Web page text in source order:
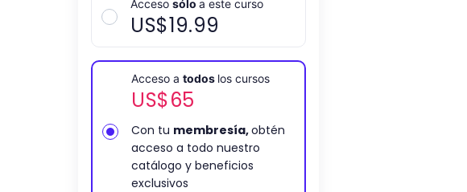
Accesosóloa este curso
US$19.99
Acceso atodos los cursos
US$65
Con tu membresía,obtén
acceso a todo nuestro
catálogo y beneficios
exclusivos